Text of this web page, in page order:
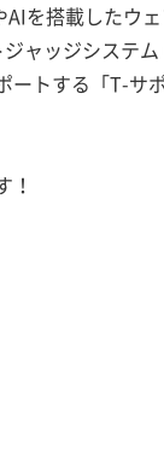
を搭載したウ
ャッジシステ
トする「T-サ
！